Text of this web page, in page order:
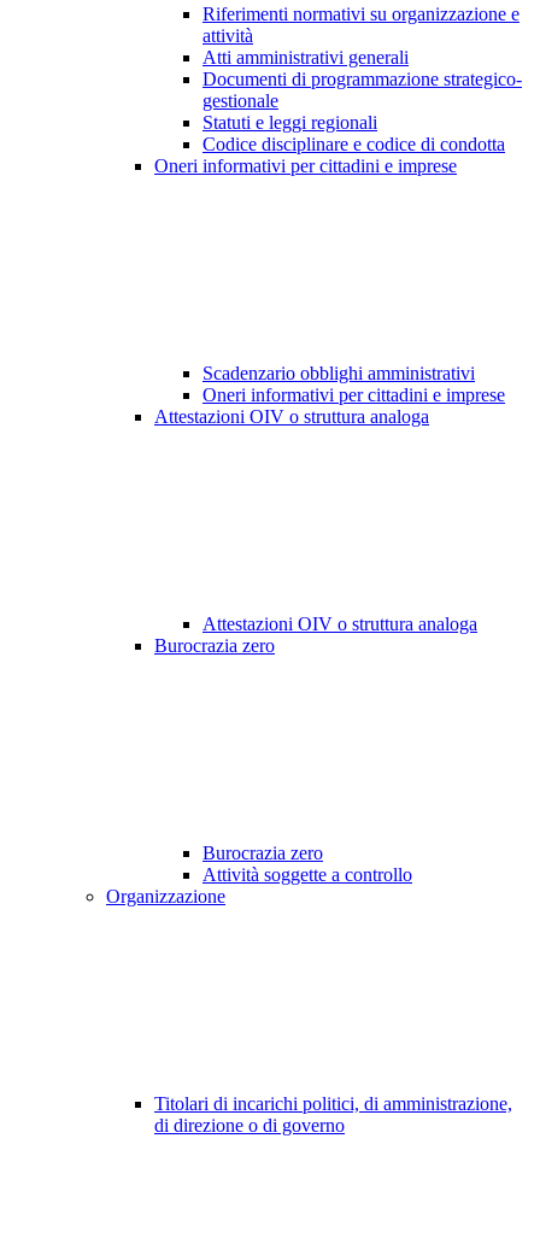
Riferimenti normativi su organizzazione e
attività
Atti amministrativi generali
Documenti di programmazione strategico-
gestionale
Statuti e leggi regionali
Codice disciplinare e codice di condotta
Oneri informativi per cittadini e imprese
Scadenzario obblighi amministrativi
Oneri informativi per cittadini e imprese
Attestazioni OIV o struttura analoga
Attestazioni OIV o struttura analoga
Burocrazia zero
Burocrazia zero
Attività soggette a controllo
Organizzazione
Titolari di incarichi politici, di amministrazione,
di direzione o di governo